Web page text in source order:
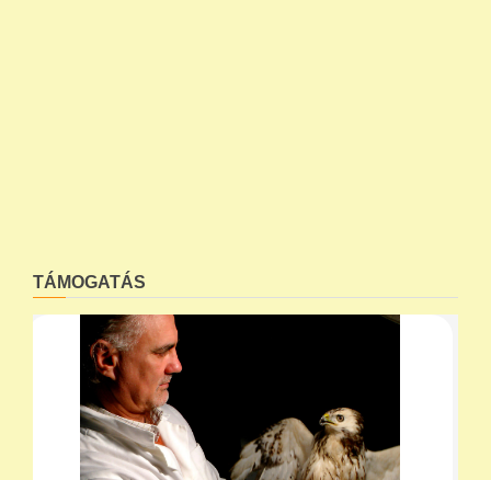
TÁMOGATÁS